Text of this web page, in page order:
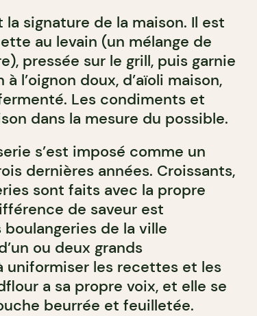
signature de la maison. Il est
au levain (un mélange de
pressée sur le grill, puis garnie
l’oignon doux, d’aïoli maison,
Les condiments et
dans la mesure du possible.
s’est imposé comme un
dernières années. Croissants,
sont faits avec la propre
de saveur est
de la ville
ou deux grands
uniformiser les recettes et les
a sa propre voix, et elle se
beurrée et feuilletée.